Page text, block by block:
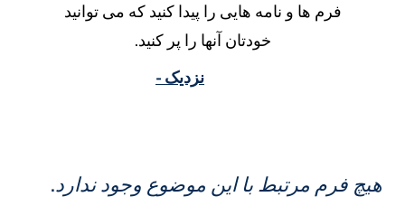
فرم ها و نامه هایی را پیدا کنید که می توانید
خودتان آنها را پر کنید.
نزدیک -
هیچ فرم مرتبط با این موضوع وجود ندارد.